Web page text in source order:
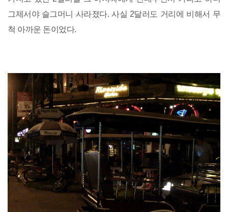
그제서야 슬그머니 사라졌다. 사실 2달러도 거리에 비해서 무
척 아까운 돈이었다.